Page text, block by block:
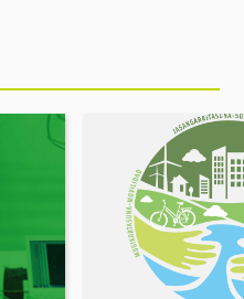
MUGIKORTASUN
FOROA
Partekatu
erronkak,